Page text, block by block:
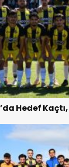
Hedef Kaçtı,